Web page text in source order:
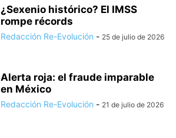
¿Sexenio histórico? El IMSS
rompe récords
Redacción Re-Evolución - 25 de julio de 2026
Alerta roja: el fraude imparable
en México
Redacción Re-Evolución - 21 de julio de 2026